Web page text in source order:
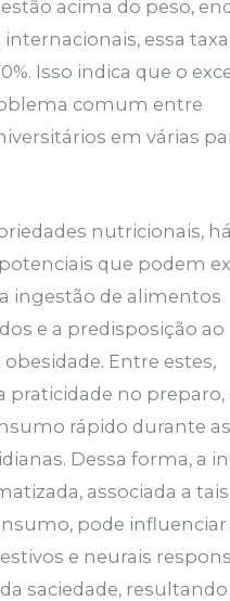
acima do peso,
essa
Isso indica que o
comum entre
em várias
nutricionais,
que podem
ingestão de alimentos
e a predisposição ao
Entre estes,
praticidade no preparo,
rápido durante as
Dessa forma, a
associada a tais
pode influenciar
e neurais
saciedade,